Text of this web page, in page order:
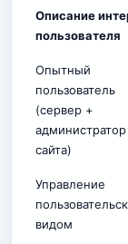
Описание
пользователя
Опытный
пользователь
(сервер +
администратор
сайта)
Управление
видом